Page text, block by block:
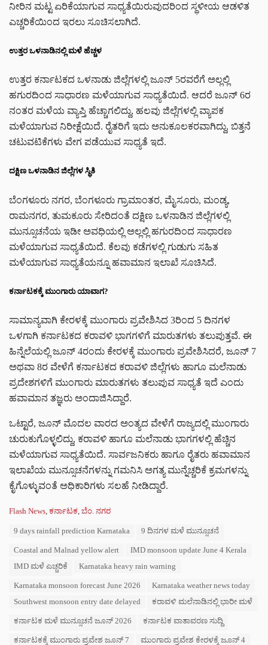
ನೀರಿನ ಮಟ್ಟ ಏರಿಕೆಯಾಗುವ ಸಾಧ್ಯತೆಯಿರುವುದರಿಂದ ಸ್ಥಳೀಯ ಆಡಳಿತ
ಎಚ್ಚರಿಕೆಯಿಂದ ಇರಲು ಸೂಚಿಸಲಾಗಿದೆ.
ಉತ್ತರ ಒಳನಾಡಿನಲ್ಲಿ ಮಳೆ ಹೆಚ್ಚಳ
ಉತ್ತರ ಕರ್ನಾಟಕದ ಒಳನಾಡು ಜಿಲ್ಲೆಗಳಲ್ಲಿ ಜೂನ್ 5ರವರೆಗೆ ಅಲ್ಲಲ್ಲಿ
ಹಗುರದಿಂದ ಸಾಧಾರಣ ಮಳೆಯಾಗುವ ಸಾಧ್ಯತೆಯಿದೆ. ಆದರೆ ಜೂನ್ 6ರ
ನಂತರ ಮಳೆಯ ವ್ಯಾಪ್ತಿ ಹೆಚ್ಚಾಗಲಿದ್ದು, ಹಲವು ಜಿಲ್ಲೆಗಳಲ್ಲಿ ವ್ಯಾಪಕ
ಮಳೆಯಾಗುವ ನಿರೀಕ್ಷೆಯಿದೆ. ರೈತರಿಗೆ ಇದು ಅನುಕೂಲಕರವಾಗಿದ್ದು, ಬಿತ್ತನೆ
ಚಟುವಟಿಕೆಗಳು ವೇಗ ಪಡೆಯುವ ಸಾಧ್ಯತೆ ಇದೆ.
ದಕ್ಷಿಣ ಒಳನಾಡಿನ ಜಿಲ್ಲೆಗಳ ಸ್ಥಿತಿ
ಬೆಂಗಳೂರು ನಗರ, ಬೆಂಗಳೂರು ಗ್ರಾಮಾಂತರ, ಮೈಸೂರು, ಮಂಡ್ಯ,
ರಾಮನಗರ, ತುಮಕೂರು ಸೇರಿದಂತೆ ದಕ್ಷಿಣ ಒಳನಾಡಿನ ಜಿಲ್ಲೆಗಳಲ್ಲಿ
ಮುನ್ಸೂಚನೆಯ ಇಡೀ ಅವಧಿಯಲ್ಲಿ ಅಲ್ಲಲ್ಲಿ ಹಗುರದಿಂದ ಸಾಧಾರಣ
ಮಳೆಯಾಗುವ ಸಾಧ್ಯತೆಯಿದೆ. ಕೆಲವು ಕಡೆಗಳಲ್ಲಿ ಗುಡುಗು ಸಹಿತ
ಮಳೆಯಾಗುವ ಸಾಧ್ಯತೆಯನ್ನೂ ಹವಾಮಾನ ಇಲಾಖೆ ಸೂಚಿಸಿದೆ.
ಕರ್ನಾಟಕಕ್ಕೆ ಮುಂಗಾರು ಯಾವಾಗ?
ಸಾಮಾನ್ಯವಾಗಿ ಕೇರಳಕ್ಕೆ ಮುಂಗಾರು ಪ್ರವೇಶಿಸಿದ 3ರಿಂದ 5 ದಿನಗಳ
ಒಳಗಾಗಿ ಕರ್ನಾಟಕದ ಕರಾವಳಿ ಭಾಗಗಳಿಗೆ ಮಾರುತಗಳು ತಲುಪುತ್ತವೆ. ಈ
ಹಿನ್ನೆಲೆಯಲ್ಲಿ ಜೂನ್ 4ರಂದು ಕೇರಳಕ್ಕೆ ಮುಂಗಾರು ಪ್ರವೇಶಿಸಿದರೆ, ಜೂನ್ 7
ಅಥವಾ 8ರ ವೇಳೆಗೆ ಕರ್ನಾಟಕದ ಕರಾವಳಿ ಜಿಲ್ಲೆಗಳು ಹಾಗೂ ಮಲೆನಾಡು
ಪ್ರದೇಶಗಳಿಗೆ ಮುಂಗಾರು ಮಾರುತಗಳು ತಲುಪುವ ಸಾಧ್ಯತೆ ಇದೆ ಎಂದು
ಹವಾಮಾನ ತಜ್ಞರು ಅಂದಾಜಿಸಿದ್ದಾರೆ.
ಒಟ್ಟಾರೆ, ಜೂನ್ ಮೊದಲ ವಾರದ ಅಂತ್ಯದ ವೇಳೆಗೆ ರಾಜ್ಯದಲ್ಲಿ ಮುಂಗಾರು
ಚುರುಕುಗೊಳ್ಳಲಿದ್ದು, ಕರಾವಳಿ ಹಾಗೂ ಮಲೆನಾಡು ಭಾಗಗಳಲ್ಲಿ ಹೆಚ್ಚಿನ
ಮಳೆಯಾಗುವ ಸಾಧ್ಯತೆಯಿದೆ. ಸಾರ್ವಜನಿಕರು ಹಾಗೂ ರೈತರು ಹವಾಮಾನ
ಇಲಾಖೆಯ ಮುನ್ಸೂಚನೆಗಳನ್ನು ಗಮನಿಸಿ ಅಗತ್ಯ ಮುನ್ನೆಚ್ಚರಿಕೆ ಕ್ರಮಗಳನ್ನು
ಕೈಗೊಳ್ಳುವಂತೆ ಅಧಿಕಾರಿಗಳು ಸಲಹೆ ನೀಡಿದ್ದಾರೆ.
C
Flash News ಕರ್ನಾಟಕ ಬೆಂ. ನಗರ
9 days rainfall prediction Karnataka 9 ದಿನಗಳ ಮಳೆ ಮುನ್ಸೂಚನೆ
Coastal and Malnad yellow alert
IMD monsoon update June 4 Kerala
IMD ಮಳೆ ಎಚ್ಚರಿಕೆ
Karnataka heavy rain warning
Karnataka monsoon forecast June 2026
Karnataka weather news today
Southwest monsoon entry date delayed
ಕರಾವಳಿ ಮಲೆನಾಡಿನಲ್ಲಿ ಭಾರೀ ಮಳೆ
ಕರ್ನಾಟಕ ಮಳೆ ಮುನ್ಸೂಚನೆ ಜೂನ್ 2026 ಕರ್ನಾಟಕ ವಾತಾವರಣ ಸುದ್ದಿ
ಕರ್ನಾಟಕಕ್ಕೆ ಮುಂಗಾರು ಪ್ರವೇಶ ಜೂನ್ 7 ಮುಂಗಾರು ಪ್ರವೇಶ ಕೇರಳಕ್ಕೆ ಜೂನ್ 4